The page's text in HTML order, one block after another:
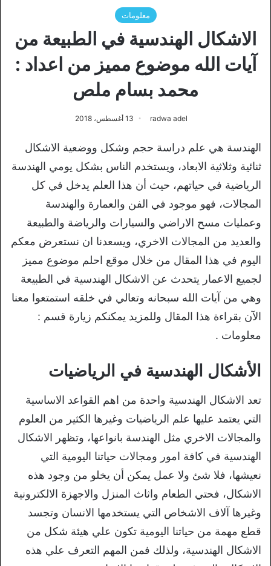
معلومات
الاشكال الهندسية في الطبيعة من
آيات الله موضوع مميز من اعداد :
محمد بسام ملص
radwa adel 13 أغسطس، 2018
الهندسة هي علم دراسة حجم وشكل ووضعية الاشكال
ثنائية وثلاثية الابعاد، ويستخدم الناس بشكل يومي الهندسة
الرياضية في حياتهم، حيث أن هذا العلم يدخل في كل
المجالات، فهو موجود في الفن والعمارة والهندسة
وعمليات مسح الاراضي والسيارات والرياضة والطبيعة
والعديد من المجالات الاخري، ويسعدنا ان نستعرض معكم
اليوم في هذا المقال من خلال موقع احلم موضوع مميز
لجميع الاعمار يتحدث عن الاشكال الهندسية في الطبيعة
وهي من آيات الله سبحانه وتعالي في خلقه استمتعوا معنا
الآن بقراءة هذا المقال وللمزيد يمكنكم زيارة قسم :
معلومات .
الأشكال الهندسية في الرياضيات
تعد الاشكال الهندسية واحدة من اهم القواعد الاساسية
التي يعتمد عليها علم الرياضيات وغيرها الكثير من العلوم
والمجالات الاخري مثل الهندسة بانواعها، وتظهر الاشكال
الهندسية في كافة امور ومجالات حياتنا اليومية التي
نعيشها، فلا شئ ولا عمل يمكن أن يخلو من وجود هذه
الاشكال، فحتي الطعام واثاث المنزل والاجهزة الالكترونية
وغيرها آلاف الاشخاص التي يستخدمها الانسان وتجسد
قطع مهمة من حياتنا اليومية تكون علي هيئة شكل من
الاشكال الهندسية، ولذلك فمن المهم التعرف علي هذه